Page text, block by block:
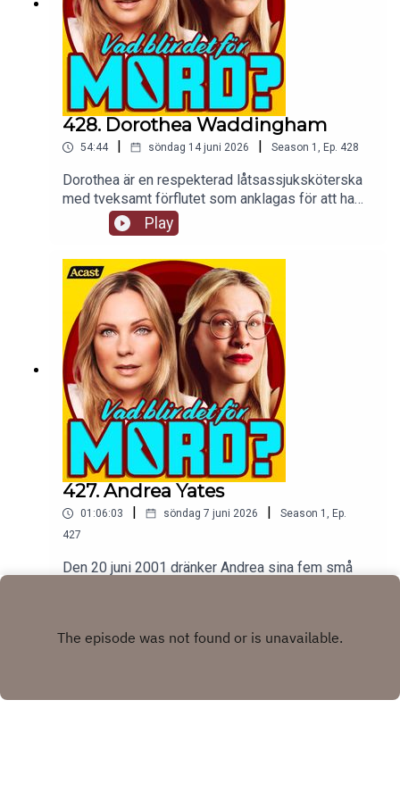
428. Dorothea Waddingham
54:44 söndag 14 juni 2026 Season 1 , Ep. 428
Dorothea är en respekterad låtsassjuksköterska
med tveksamt förflutet som anklagas för att ha
mördat två patienter på sitt vårdhem. Vi
spekulerar vilt i om hon gjorde det eller ej.tw: vi
påstår att morfin är gott och det tar vi starkt
avstånd ifrån såhär i efterhand
Play
427. Andrea Yates
01:06:03 söndag 7 juni 2026 Season 1 , Ep.
427
Den 20 juni 2001 dränker Andrea sina fem små
psykisk sjukdom, våld mot barn